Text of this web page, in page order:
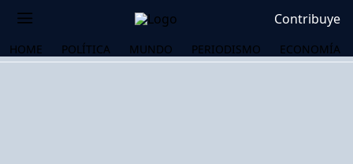
Contribuye
HOME POLÍTICA MUNDO PERIODISMO ECONOMÍA